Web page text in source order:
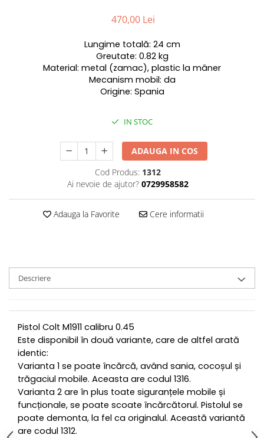
470,00 Lei
Lungime totală: 24 cm
Greutate: 0.82 kg
Material: metal (zamac), plastic la mâner
Mecanism mobil: da
Origine: Spania
IN STOC
ADAUGA IN COS
Cod Produs: 1312
Ai nevoie de ajutor? 0729958582
Adauga la Favorite Cere informatii
Descriere
Pistol Colt M1911 calibru 0.45
Este disponibil în două variante, care de altfel arată
identic:
Varianta 1 se poate încărcă, având sania, cocoșul și
trăgaciul mobile. Aceasta are codul 1316.
Varianta 2 are în plus toate siguranțele mobile și
funcționale, se poate scoate încărcătorul. Pistolul se
poate demonta, la fel ca originalul. Această variantă
are codul 1312.